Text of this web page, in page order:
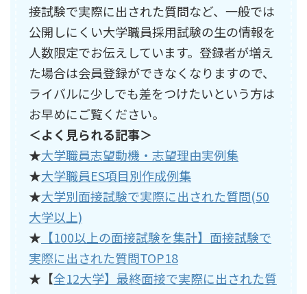
接試験で実際に出された質問など、一般では
公開しにくい大学職員採用試験の生の情報を
人数限定でお伝えしています。登録者が増え
た場合は会員登録ができなくなりますので、
ライバルに少しでも差をつけたいという方は
お早めにご覧ください。
＜よく見られる記事＞
★大学職員志望動機・志望理由実例集
★大学職員ES項目別作成例集
★大学別面接試験で実際に出された質問(50
大学以上)
★ 【100以上の面接試験を集計】面接試験で
実際に出された質問TOP18
★【全12大学】最終面接で実際に出された質